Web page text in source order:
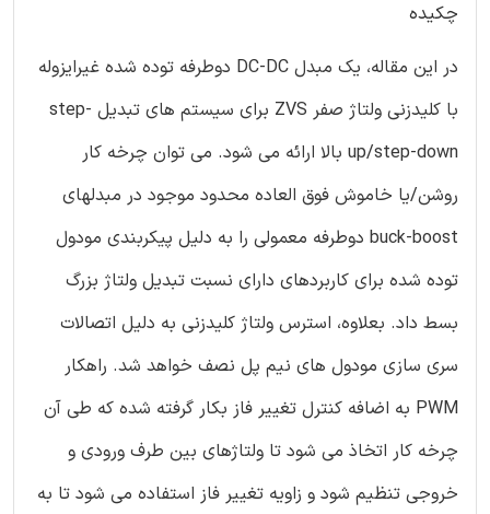
چکیده
در این مقاله، یک مبدل DC-DC دوطرفه توده شده غیرایزوله
با کلیدزنی ولتاژ صفر ZVS برای سیستم های تبدیل step-
up/step-down بالا ارائه می شود. می توان چرخه کار
روشن/یا خاموش فوق العاده محدود موجود در مبدلهای
buck-boost دوطرفه معمولی را به دلیل پیکربندی مودول
توده شده برای کاربردهای دارای نسبت تبدیل ولتاژ بزرگ
بسط داد. بعلاوه، استرس ولتاژ کلیدزنی به دلیل اتصالات
سری سازی مودول های نیم پل نصف خواهد شد. راهکار
PWM به اضافه کنترل تغییر فاز بکار گرفته شده که طی آن
چرخه کار اتخاذ می شود تا ولتاژهای بین طرف ورودی و
خروجی تنظیم شود و زاویه تغییر فاز استفاده می شود تا به